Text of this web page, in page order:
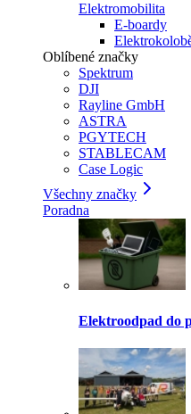
Elektromobilita
E-boardy
Oblíbené značky
Spektrum
DJI
Rayline GmbH
ASTRA
PGYTECH
STABLECAM
Case Logic
Všechny značky
Poradna
Elektroodpad do